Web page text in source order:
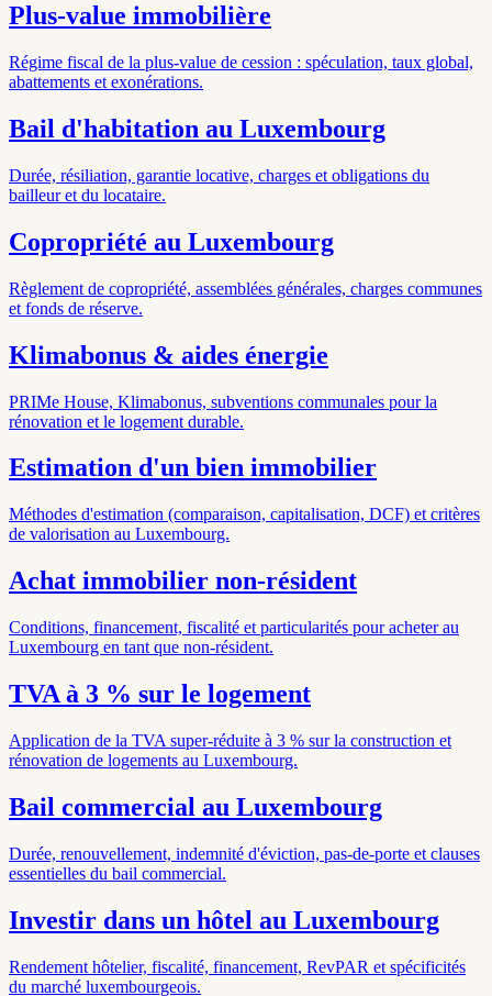
Plus-value immobilière
Régime fiscal de la plus-value de cession : spéculation, taux global,
abattements et exonérations.
Bail d'habitation au Luxembourg
Durée, résiliation, garantie locative, charges et obligations du
bailleur et du locataire.
Copropriété au Luxembourg
Règlement de copropriété, assemblées générales, charges communes
et fonds de réserve.
Klimabonus & aides énergie
PRIMe House, Klimabonus, subventions communales pour la
rénovation et le logement durable.
Estimation d'un bien immobilier
Méthodes d'estimation (comparaison, capitalisation, DCF) et critères
de valorisation au Luxembourg.
Achat immobilier non-résident
Conditions, financement, fiscalité et particularités pour acheter au
Luxembourg en tant que non-résident.
TVA à 3 % sur le logement
Application de la TVA super-réduite à 3 % sur la construction et
rénovation de logements au Luxembourg.
Bail commercial au Luxembourg
Durée, renouvellement, indemnité d'éviction, pas-de-porte et clauses
essentielles du bail commercial.
Investir dans un hôtel au Luxembourg
Rendement hôtelier, fiscalité, financement, RevPAR et spécificités
du marché luxembourgeois.